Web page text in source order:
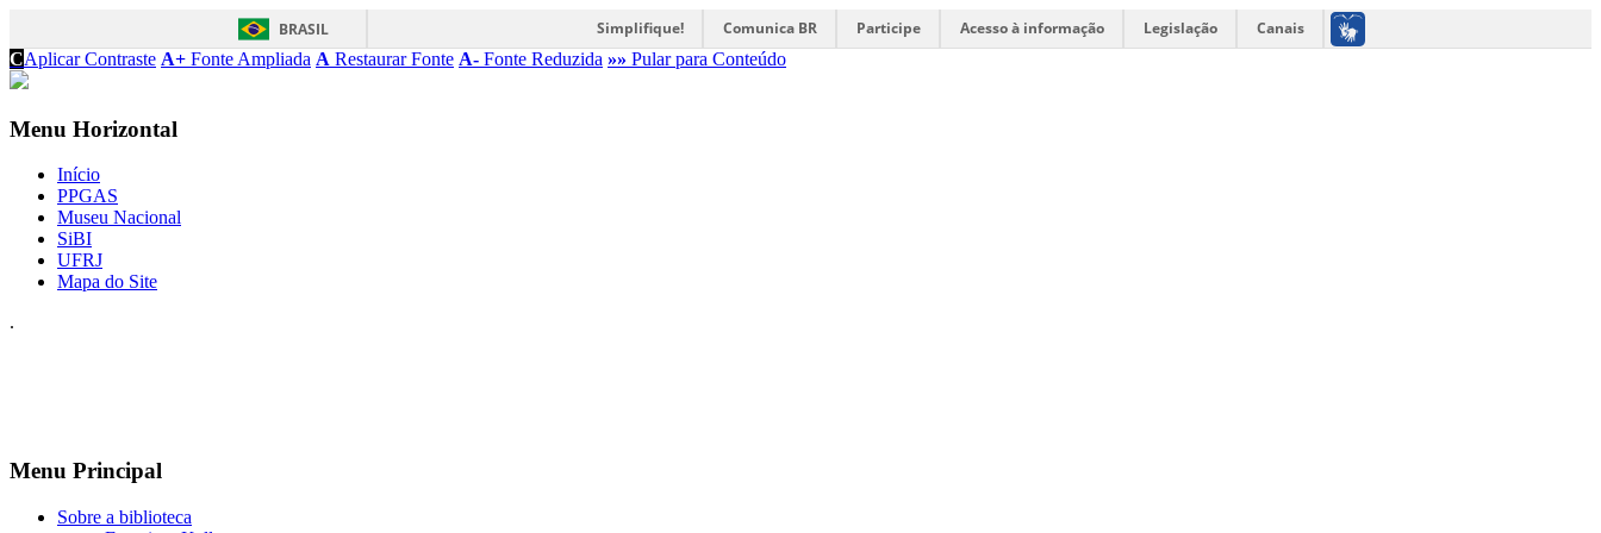
BRASIL Simplifique! Comunica BR Participe Acesso à informação Legislação
Canais
CAplicar Contraste A+ Fonte Ampliada A Restaurar Fonte A- Fonte Reduzida »» Pular para Conteúdo
Menu Horizontal
Início
PPGAS
Museu Nacional
SiBI
UFRJ
Mapa do Site
.
Menu Principal
Sobre a biblioteca